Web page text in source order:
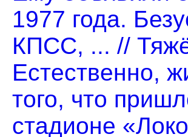
1977 года.
КПСС, ... //
Естественно,
того, что
стадионе